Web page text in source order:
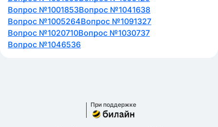
Вопрос №1001853Вопрос №1041638
Вопрос №1005264Вопрос №1091327
Вопрос №1020710Вопрос №1030737
Вопрос №1046536
При поддержке